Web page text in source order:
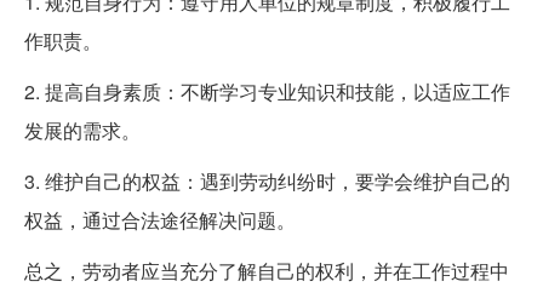
作职责。
2. 提高自身素质：不断学习专业知识和技能，以适应工作
发展的需求。
3. 维护自己的权益：遇到劳动纠纷时，要学会维护自己的
权益，通过合法途径解决问题。
总之，劳动者应当充分了解自己的权利，并在工作过程中